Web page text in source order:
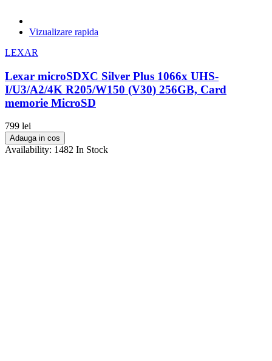
Vizualizare rapida
LEXAR
Lexar microSDXC Silver Plus 1066x UHS-
I/U3/A2/4K R205/W150 (V30) 256GB, Card
memorie MicroSD
799 lei
Adauga in cos
Availability: 1482 In Stock